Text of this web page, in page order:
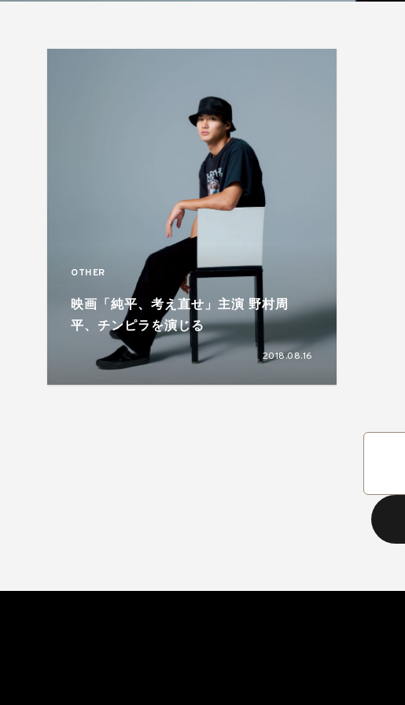
OTHER
映画「純平、考え直せ」主演 野村周
平、チンピラを演じる
2018.08.16